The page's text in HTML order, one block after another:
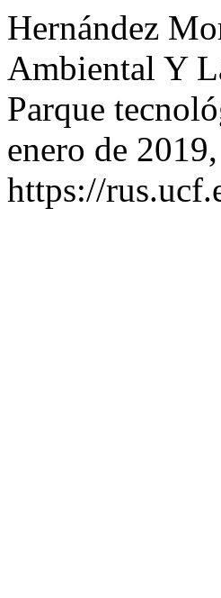
Hernández
Ambiental Y
Parque
enero de
https://